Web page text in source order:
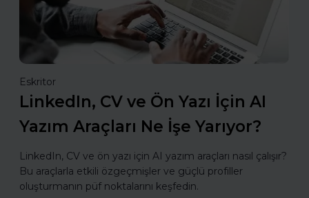
Eskritor
LinkedIn, CV ve Ön Yazı İçin AI
Yazım Araçları Ne İşe Yarıyor?
LinkedIn, CV ve ön yazı için AI yazım araçları nasıl çalışır?
Bu araçlarla etkili özgeçmişler ve güçlü profiller
oluşturmanın püf noktalarını keşfedin.